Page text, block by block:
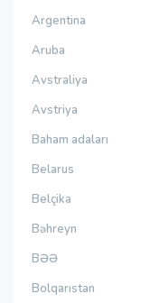
Argentina
Aruba
Avstraliya
Avstriya
Baham adaları
Belarus
Belçika
Bəhreyn
BƏƏ
Bolqarıstan